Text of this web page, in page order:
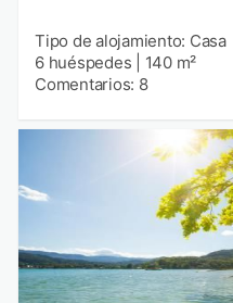
Tipo de alojamiento: Casa
6 huéspedes
140 m²
Comentarios: 8